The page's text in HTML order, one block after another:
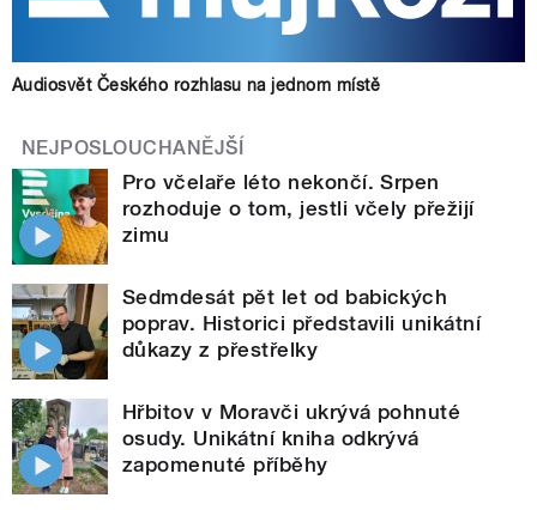
Audiosvět Českého rozhlasu na jednom místě
NEJPOSLOUCHANĚJŠÍ
Pro včelaře léto nekončí. Srpen
rozhoduje o tom, jestli včely přežijí
zimu
Sedmdesát pět let od babických
poprav. Historici představili unikátní
důkazy z přestřelky
Hřbitov v Moravči ukrývá pohnuté
osudy. Unikátní kniha odkrývá
zapomenuté příběhy